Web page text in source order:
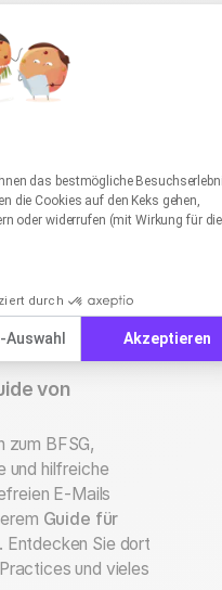
Passen
das bestmögliche
die Cookies auf den Keks gehen,
oder widerrufen (mit Wirkung für die
durch
Akzeptieren
von
absoluter Gewinn – egal,
sind oder nicht.
gestalten,
den gleichen Zugang
die Nutzererfahrung.
und Lesbarkeit
von
zum BFSG,
und hilfreiche
E-Mails
Guide für
. Entdecken Sie dort
und vieles